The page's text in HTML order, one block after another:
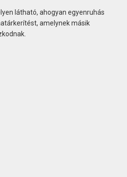
látható, ahogyan egyenruhás
amelynek másik